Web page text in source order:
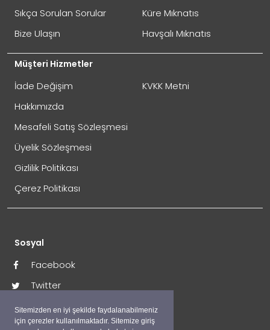
Sitemizden en iyi şekilde faydalanabilmeniz
için çerezler kullanılmaktadır. Sitemize giriş
İade Gönderimi Nasıl Yapılır?
İade Adresi:
Perpa Ticaret Merkezi A Blok Kat:4 Mavi Avlu No:333
Okmeydanı / İstanbul
Sıkça Sorulan Sorular
Bize Ulaşın
Müşteri Hizmetler
İade Değişim
Hakkımızda
Mesafeli Satış Sözleşmesi
Üyelik Sözleşmesi
Gizlilik Politikası
Çerez Politikası
KVKK Metni
Küre Mıknatıs
Havşalı Mıknatıs
Sosyal
Facebook
Twitter
İnstagram